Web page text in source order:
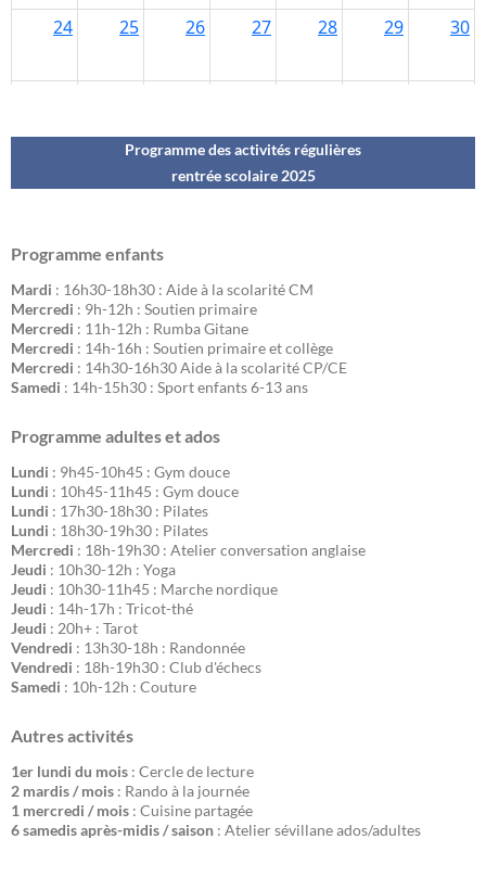
Programme des activités régulières
rentrée scolaire 2025
Programme enfants
Mardi : 16h30-18h30 : Aide à la scolarité CM
Mercredi : 9h-12h : Soutien primaire
Mercredi : 11h-12h : Rumba Gitane
Mercredi : 14h-16h : Soutien primaire et collège
Mercredi : 14h30-16h30 Aide à la scolarité CP/CE
Samedi : 14h-15h30 : Sport enfants 6-13 ans
Programme adultes et ados
Lundi : 9h45-10h45 : Gym douce
Lundi : 10h45-11h45 : Gym douce
Lundi : 17h30-18h30 : Pilates
Lundi : 18h30-19h30 : Pilates
Mercredi : 18h-19h30 : Atelier conversation anglaise
Jeudi : 10h30-12h : Yoga
Jeudi : 10h30-11h45 : Marche nordique
Jeudi : 14h-17h : Tricot-thé
Jeudi : 20h+ : Tarot
Vendredi : 13h30-18h : Randonnée
Vendredi : 18h-19h30 : Club d'échecs
Samedi : 10h-12h : Couture
Autres activités
1er lundi du mois : Cercle de lecture
2 mardis / mois : Rando à la journée
1 mercredi / mois : Cuisine partagée
6 samedis après-midis / saison : Atelier sévillane ados/adultes